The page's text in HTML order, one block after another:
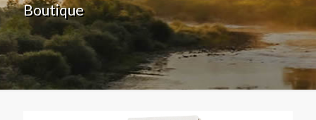
Boutique